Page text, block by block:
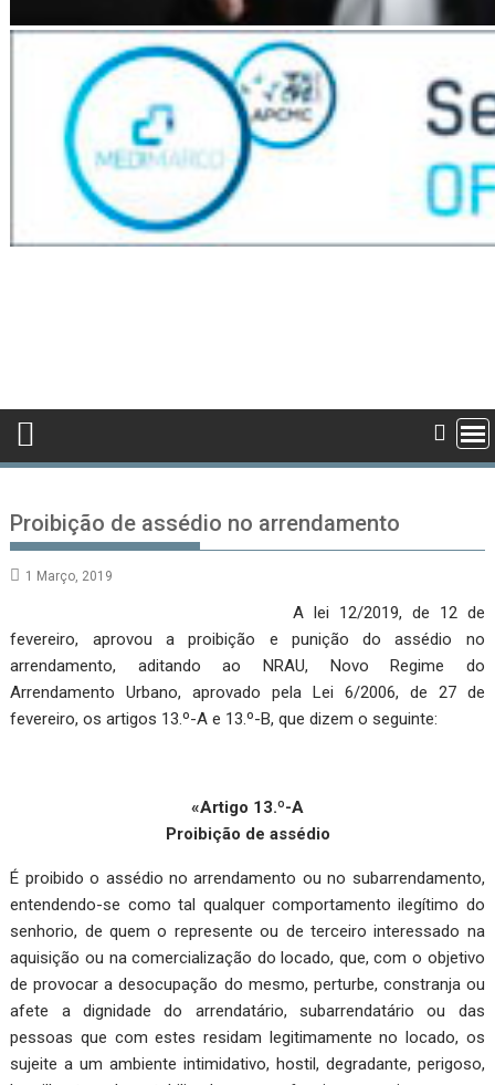
Proibição de assédio no arrendamento
1 Março, 2019
A lei 12/2019, de 12 de
fevereiro, aprovou a proibição e punição do assédio no
arrendamento, aditando ao NRAU, Novo Regime do
Arrendamento Urbano, aprovado pela Lei 6/2006, de 27 de
fevereiro, os artigos 13.º-A e 13.º-B, que dizem o seguinte:
«Artigo 13.º-A
Proibição de assédio
É proibido o assédio no arrendamento ou no subarrendamento,
entendendo-se como tal qualquer comportamento ilegítimo do
senhorio, de quem o represente ou de terceiro interessado na
aquisição ou na comercialização do locado, que, com o objetivo
de provocar a desocupação do mesmo, perturbe, constranja ou
afete a dignidade do arrendatário, subarrendatário ou das
pessoas que com estes residam legitimamente no locado, os
sujeite a um ambiente intimidativo, hostil, degradante, perigoso,